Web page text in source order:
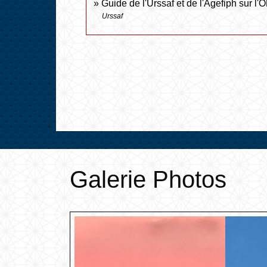
Guide de l'Urssaf et de l'Agefiph sur
Urssaf
Galerie Photos